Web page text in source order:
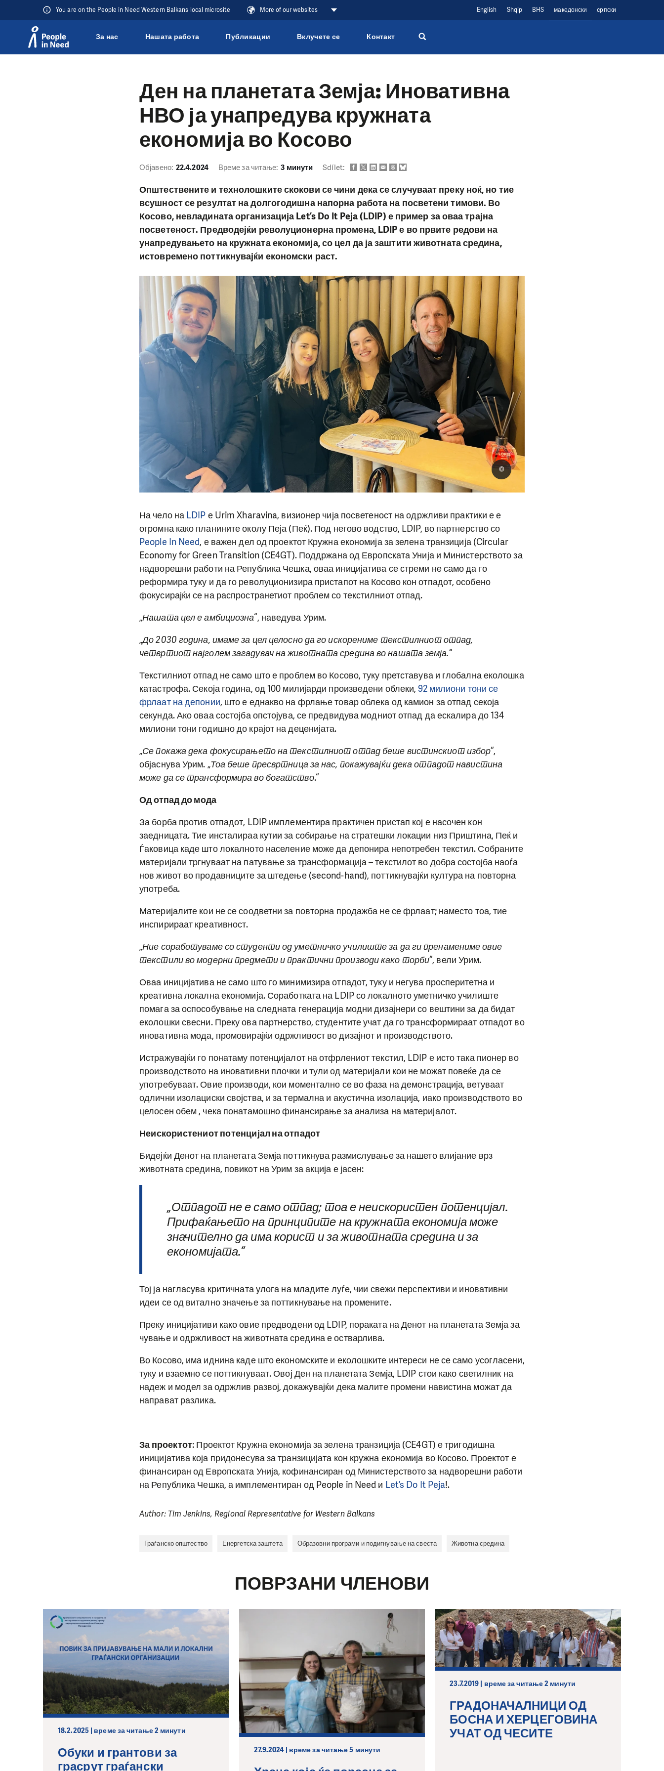
You are on the People in Need Western Balkans local microsite More of our websites English Shqip BHS македонски cрпски
За нас Нашата работа Публикации Вклучете се Контакт
Ден на планетата Земја: Иновативна
НВО ја унапредува кружната
економија во Косово
Објавено: 22.4.2024 Време за читање: 3 минути Sdílet:
Општествените и технолошките скокови се чини дека се случуваат преку ноќ, но тие
всушност се резултат на долгогодишна напорна работа на посветени тимови. Во
Косово, невладината организација Let’s Do It Peja (LDIP) е пример за оваа трајна
посветеност. Предводејќи револуционерна промена, LDIP е во првите редови на
унапредувањето на кружната економија, со цел да ја заштити животната средина,
истовремено поттикнувајќи економски раст.
©
На чело на LDIP е Urim Xharavina, визионер чија посветеност на одржливи практики е е
огромна како планините околу Пеја (Пеќ). Под негово водство, LDIP, во партнерство со
People In Need, е важен дел од проектот Кружна економија за зелена транзиција (Circular
Economy for Green Transition (CE4GT). Поддржана од Европската Унија и Министерството за
надворешни работи на Република Чешка, оваа иницијатива се стреми не само да го
реформира туку и да го револуционизира пристапот на Косово кон отпадот, особено
фокусирајќи се на распространетиот проблем со текстилниот отпад.
„Нашата цел е амбициозна“, наведува Урим.
„До 2030 година, имаме за цел целосно да го искорениме текстилниот отпад,
четвртиот најголем загадувач на животната средина во нашата земја.“
Текстилниот отпад не само што е проблем во Косово, туку претставува и глобална еколошка
катастрофа. Секоја година, од 100 милијарди произведени облеки, 92 милиони тони се
фрлаат на депонии, што е еднакво на фрлање товар облека од камион за отпад секоја
секунда. Ако оваа состојба опстојува, се предвидува модниот отпад да ескалира до 134
милиони тони годишно до крајот на деценијата.
„Се покажа дека фокусирањето на текстилниот отпад беше вистинскиот избор“,
објаснува Урим. „Тоа беше пресвртница за нас, покажувајќи дека отпадот навистина
може да се трансформира во богатство.“
Од отпад до мода
За борба против отпадот, LDIP имплементира практичен пристап кој е насочен кон
заедницата. Тие инсталираа кутии за собирање на стратешки локации низ Приштина, Пеќ и
Ѓаковица каде што локалното население може да депонира непотребен текстил. Собраните
материјали тргнуваат на патување за трансформација – текстилот во добра состојба наоѓа
нов живот во продавниците за штедење (second-hand), поттикнувајќи култура на повторна
употреба.
Материјалите кои не се соодветни за повторна продажба не се фрлаат; наместо тоа, тие
инспирираат креативност.
„Ние соработуваме со студенти од уметничко училиште за да ги пренамениме овие
текстили во модерни предмети и практични производи како торби“, вели Урим.
Оваа иницијатива не само што го минимизира отпадот, туку и негува просперитетна и
креативна локална економија. Соработката на LDIP со локалното уметничко училиште
помага за оспособување на следната генерација модни дизајнери со вештини за да бидат
еколошки свесни. Преку ова партнерство, студентите учат да го трансформираат отпадот во
иновативна мода, промовирајќи одржливост во дизајнот и производството.
Истражувајќи го понатаму потенцијалот на отфрлениот текстил, LDIP е исто така пионер во
производството на иновативни плочки и тули од материјали кои не можат повеќе да се
употребуваат. Овие производи, кои моментално се во фаза на демонстрација, ветуваат
одлични изолациски својства, и за термална и акустична изолација, иако производството во
целосен обем , чека понатамошно финансирање за анализа на материјалот.
Неискористениот потенцијал на отпадот
Бидејќи Денот на планетата Земја поттикнува размислување за нашето влијание врз
животната средина, повикот на Урим за акција е јасен:
„Отпадот не е само отпад; тоа е неискористен потенцијал.
Прифаќањето на принципите на кружната економија може
значително да има корист и за животната средина и за
економијата.“
Тој ја нагласува критичната улога на младите луѓе, чии свежи перспективи и иновативни
идеи се од витално значење за поттикнување на промените.
Преку иницијативи како овие предводени од LDIP, пораката на Денот на планетата Земја за
чување и одржливост на животната средина е остварлива.
Во Косово, има иднина каде што економските и еколошките интереси не се само усогласени,
туку и взаемно се поттикнуваат. Овој Ден на планетата Земја, LDIP стои како светилник на
надеж и модел за одржлив развој, докажувајќи дека малите промени навистина можат да
направат разлика.
За проектот: Проектот Кружна економија за зелена транзиција (CE4GT) е тригодишна
иницијатива која придонесува за транзицијата кон кружна економија во Косово. Проектот е
финансиран од Европската Унија, кофинансиран од Министерството за надворешни работи
на Република Чешка, а имплементиран од People in Need и Let’s Do It Peja!.
Author: Tim Jenkins, Regional Representative for Western Balkans
Граѓанско општество Енергетска заштета Образовни програми и подигнување на свеста Животна средина
ПОВРЗАНИ ЧЛЕНОВИ
18.2.2025 | време за читање 2 минути
Обуки и грантови за
грасрут граѓански
27.9.2024 | време за читање 5 минути
23.7.2019 | време за читање 2 минути
ГРАДОНАЧАЛНИЦИ ОД
БОСНА И ХЕРЦЕГОВИНА
УЧАТ ОД ЧЕСИТЕ